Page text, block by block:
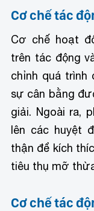
Cơ chế tác
Cơ chế hoạt
trên tác động
chỉnh quá trình
sự cân bằng
giải. Ngoài ra,
lên các huyệt
thận để kích
tiêu thụ mỡ
Cơ chế tác